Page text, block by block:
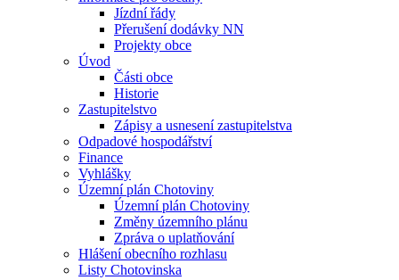
Jízdní řády
Přerušení dodávky NN
Projekty obce
Úvod
Části obce
Historie
Zastupitelstvo
Zápisy a usnesení zastupitelstva
Odpadové hospodářství
Finance
Vyhlášky
Územní plán Chotoviny
Územní plán Chotoviny
Změny územního plánu
Zpráva o uplatňování
Hlášení obecního rozhlasu
Listy Chotovinska